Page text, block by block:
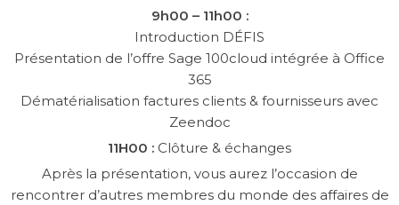
9h00 – 11h00 :
Introduction DÉFIS
Présentation de l’offre Sage 100cloud intégrée à Office
365
Dématérialisation factures clients & fournisseurs avec
Zeendoc
11H00 : Clôture & échanges
Après la présentation, vous aurez l’occasion de
rencontrer d’autres membres du monde des affaires de